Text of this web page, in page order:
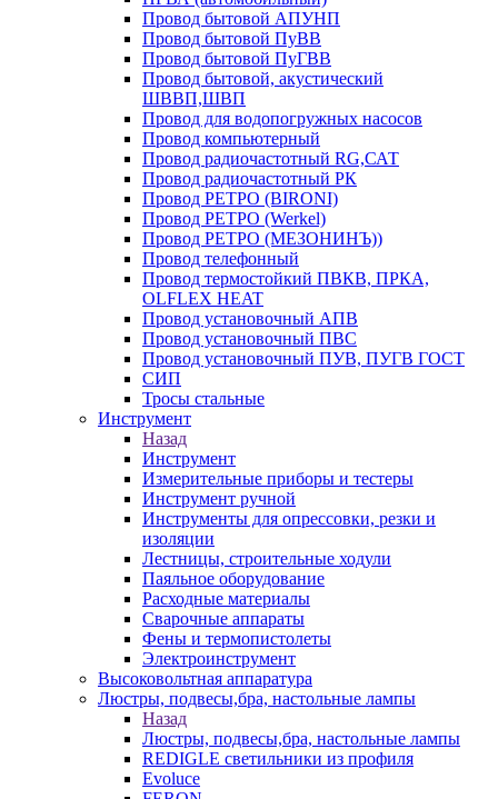
Провод бытовой АПУНП
Провод бытовой ПуВВ
Провод бытовой ПуГВВ
Провод бытовой, акустический
ШВВП,ШВП
Провод для водопогружных насосов
Провод компьютерный
Провод радиочастотный RG,САТ
Провод радиочастотный РК
Провод РЕТРО (BIRONI)
Провод РЕТРО (Werkel)
Провод РЕТРО (МЕЗОНИНЪ))
Провод телефонный
Провод термостойкий ПВКВ, ПРКА,
OLFLEX HEAT
Провод установочный АПВ
Провод установочный ПВС
Провод установочный ПУВ, ПУГВ ГОСТ
СИП
Тросы стальные
Инструмент
Назад
Инструмент
Измерительные приборы и тестеры
Инструмент ручной
Инструменты для опрессовки, резки и
изоляции
Лестницы, строительные ходули
Паяльное оборудование
Расходные материалы
Сварочные аппараты
Фены и термопистолеты
Электроинструмент
Высоковольтная аппаратура
Люстры, подвесы,бра, настольные лампы
Назад
Люстры, подвесы,бра, настольные лампы
REDIGLE светильники из профиля
Evoluce